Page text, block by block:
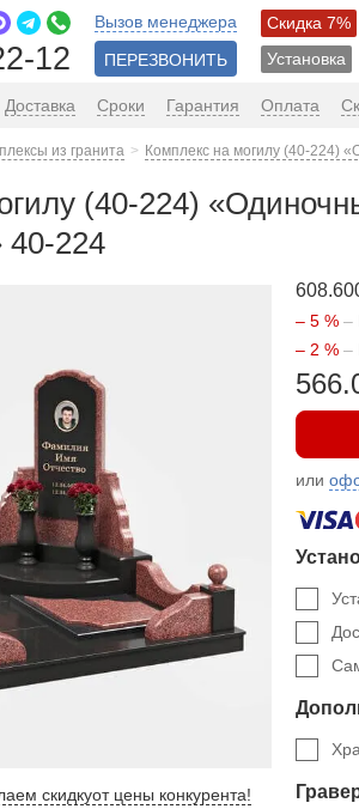
12
Вызов менеджера
ПЕРЕЗВОНИТЬ
Скидка 7%
Установка
Доставка Сроки Гарантия Оплата
из гранита Комплекс на могилу (40-224)
(40-224)
224
скидкуот цены конкурента!
– 5 % –
– 2 % –
или